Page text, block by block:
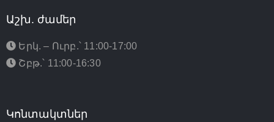
Աշխ. ժամեր
Երկ. – Ուրբ.՝ 11:00-17:00
Շբթ.՝ 11:00-16:30
Կոնտակտներ